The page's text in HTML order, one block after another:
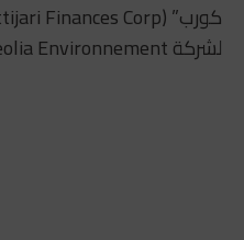
لشركة Veolia Environnement.